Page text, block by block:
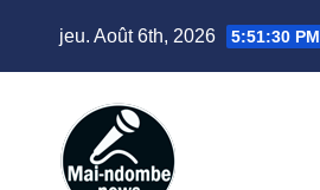
jeu. Août 6th, 2026 5:51:31 PM